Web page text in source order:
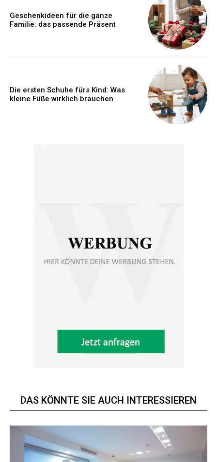
Geschenkideen für die ganze
Familie: das passende Präsent
Die ersten Schuhe fürs Kind: Was
kleine Füße wirklich brauchen
DAS KÖNNTE SIE AUCH INTERESSIEREN